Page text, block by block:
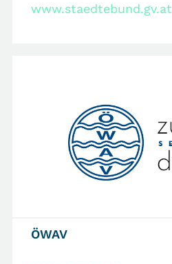
www.staedtebund.gv.at
ÖWAV